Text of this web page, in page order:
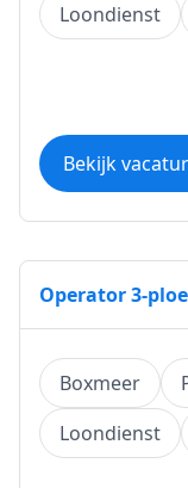
Loondienst
Bekijk
Operator 3-
Boxmeer
Loondienst